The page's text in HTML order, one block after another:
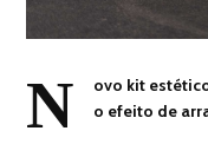
N
ovo kit
o efeito de